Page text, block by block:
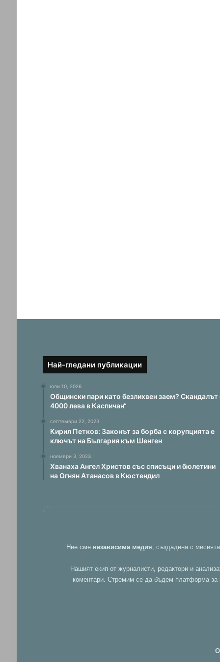
Най-гледани публикации
юли 10, 2026
Общински пари като безлихвен заем? Скандалът
4000 лева в Каспичан“
септември 22, 2023
Кирил Петков: Законът за борба с корупцията е
ключът на България към Шенген
ноември 3, 2023
Хванаха Ангел Христов със списъци и бюлетини
на Огнян Атанасов в Кюстендил
Ние сме независима медия , създадена с
Нашият екип от журналисти, редактори и
коментари. Стремим се да бъдем платформа за